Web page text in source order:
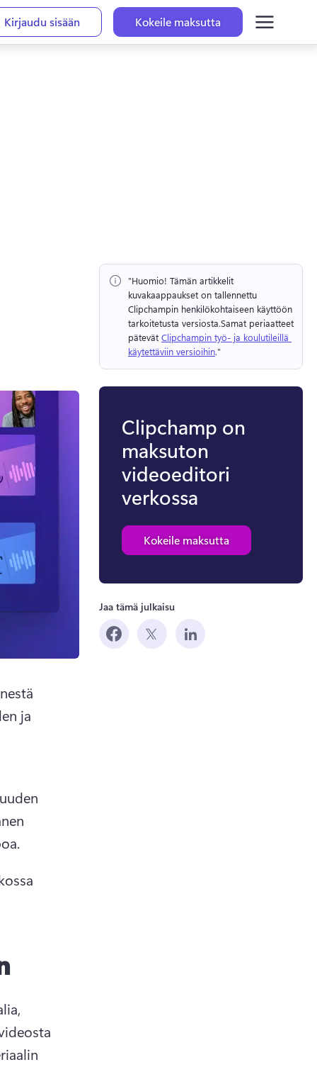
Kirjaudu sisään Kokeile maksutta
ja
"Huomio! Tämän artikkelit
kuvakaappaukset on tallennettu
Clipchampin henkilökohtaiseen käyttöön
tarkoitetusta versiosta.Samat periaatteet
pätevät Clipchampin työ- ja koulutileillä
käytettäviin versioihin."
Clipchamp on
maksuton
videoeditori
verkossa
Kokeile maksutta
Jaa tämä julkaisu